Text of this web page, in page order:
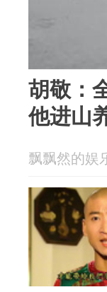
胡敬：
他进山
飘飘然的娱